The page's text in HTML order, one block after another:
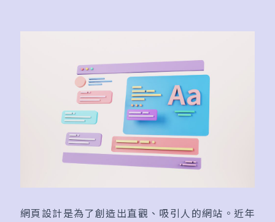
網頁設計是為了創造出直觀、吸引人的網站。近年